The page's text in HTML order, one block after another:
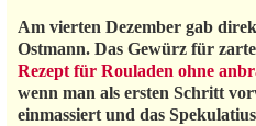
Am vierten Dezember gab
Ostmann. Das Gewürz für
Rezept für Rouladen ohne
wenn man als ersten Schritt
einmassiert und das